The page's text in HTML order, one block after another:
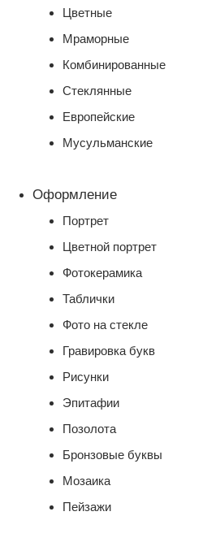
Цветные
Мраморные
Комбинированные
Стеклянные
Европейские
Мусульманские
Оформление
Портрет
Цветной портрет
Фотокерамика
Таблички
Фото на стекле
Гравировка букв
Рисунки
Эпитафии
Позолота
Бронзовые буквы
Мозаика
Пейзажи